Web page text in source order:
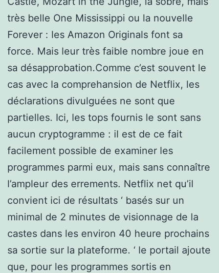
très belle One Mississippi ou la nouvelle
Forever : les Amazon Originals font sa
force. Mais leur très faible nombre joue en
sa désapprobation.Comme c’est souvent le
cas avec la comprehansion de Netflix, les
déclarations divulguées ne sont que
partielles. Ici, les tops fournis le sont sans
aucun cryptogramme : il est de ce fait
facilement possible de examiner les
programmes parmi eux, mais sans connaître
l’ampleur des errements. Netflix net qu’il
convient ici de résultats ‘ basés sur un
minimal de 2 minutes de visionnage de la
castes dans les environ 40 heure prochains
sa sortie sur la plateforme. ‘ le portail ajoute
que, pour les programmes sortis en